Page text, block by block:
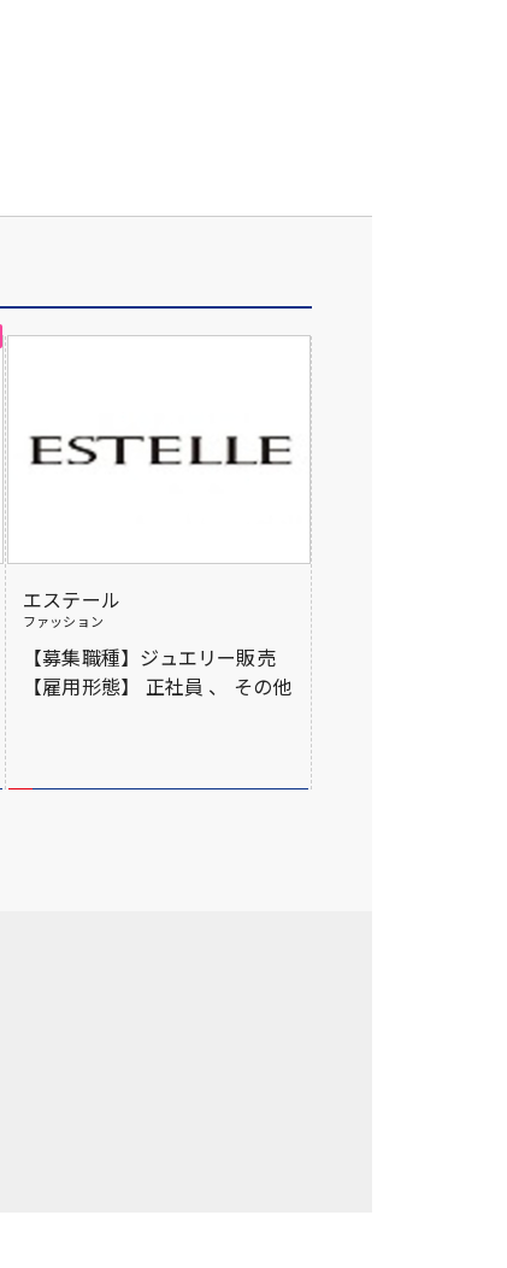
エステール
ファッション
【募集職種】ジュエリー販売
【雇用形態】 正社員 、 その他